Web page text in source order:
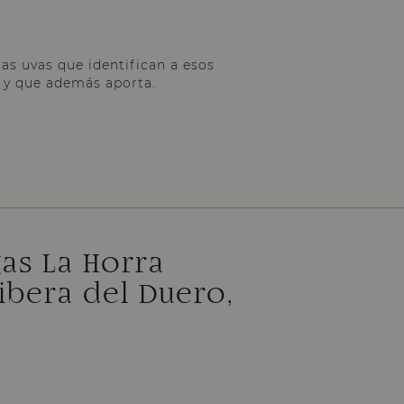
uvas que identifican a esos
que además aporta.
La Horra
del Duero,